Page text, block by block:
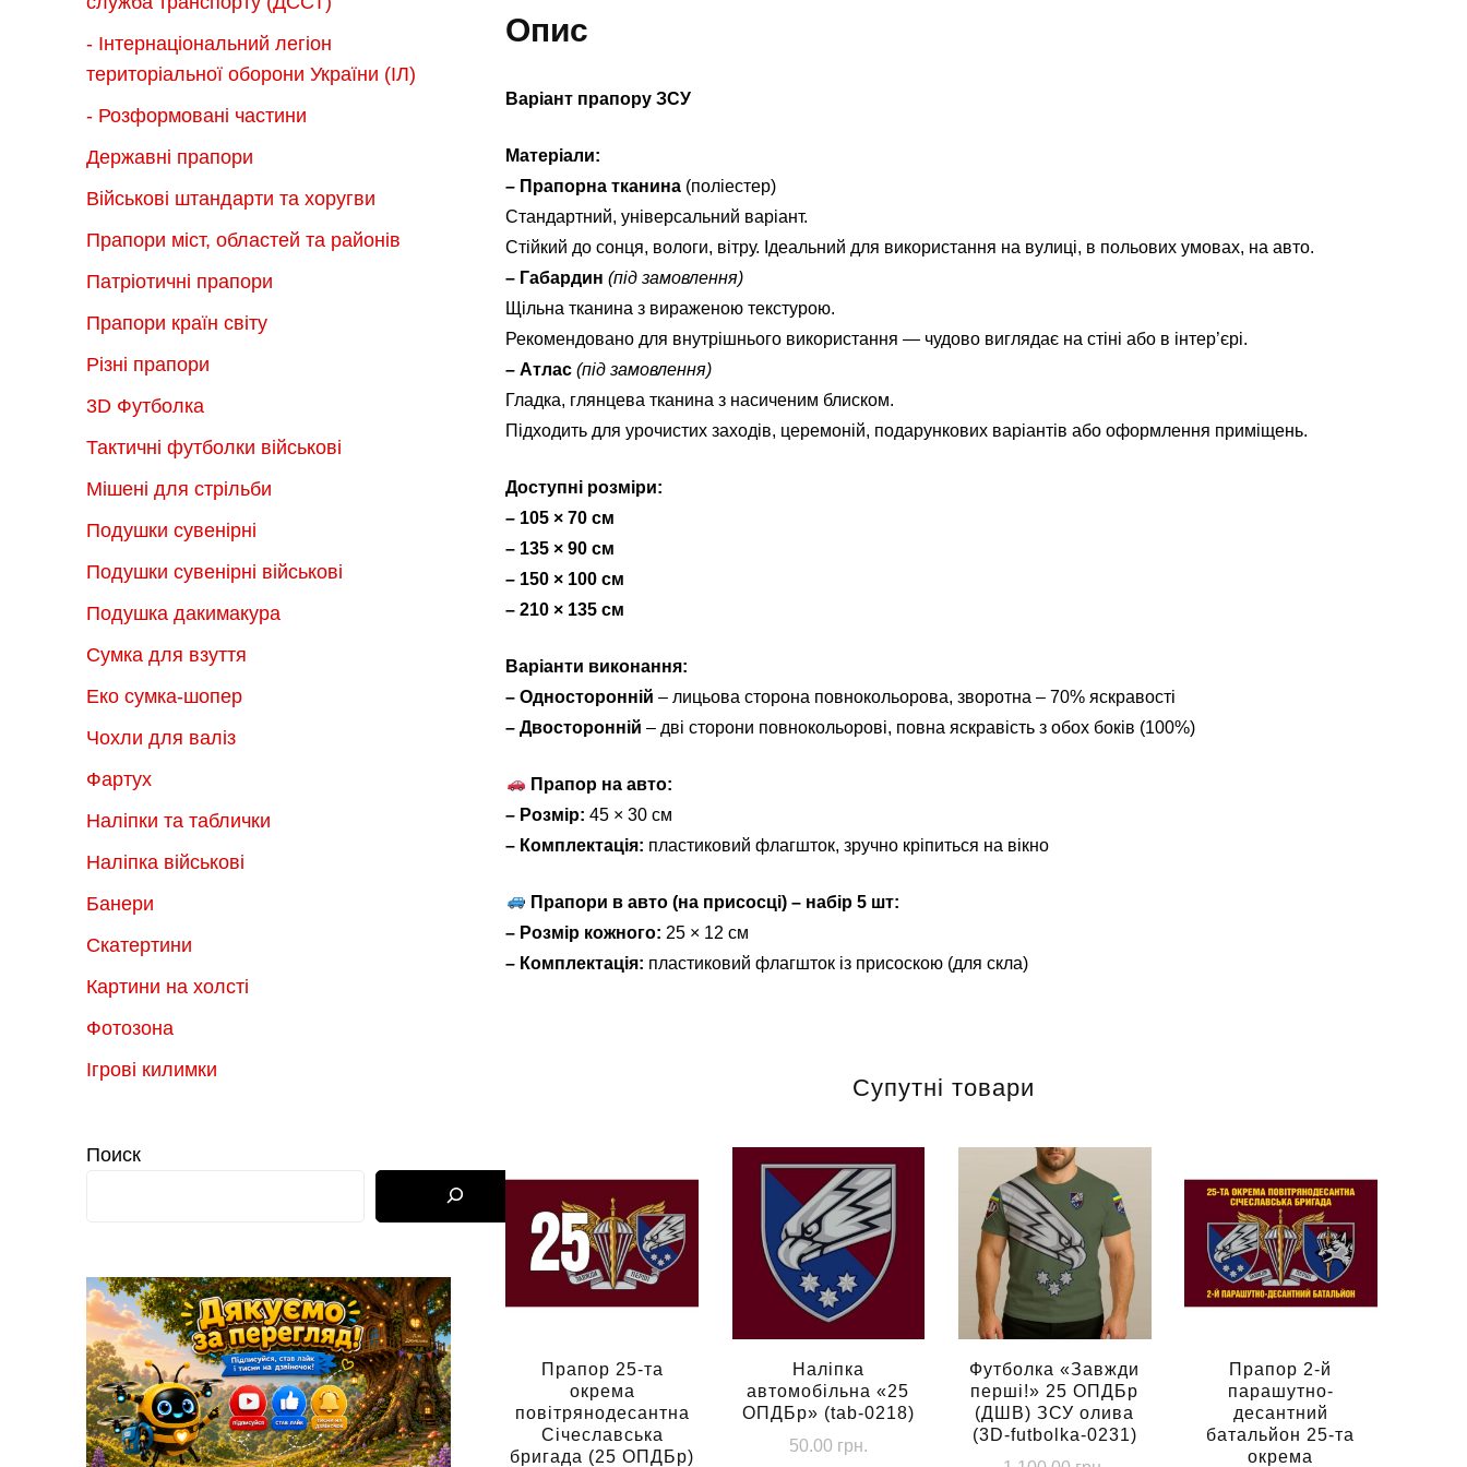
Опис
Варіант прапору ЗСУ
Матеріали:
– Прапорна тканина (поліестер)
Стандартний, універсальний варіант.
Стійкий до сонця, вологи, вітру. Ідеальний для використання на вулиці, в польових умовах, на авто.
– Габардин (під замовлення)
Щільна тканина з вираженою текстурою.
Рекомендовано для внутрішнього використання — чудово виглядає на стіні або в інтер’єрі.
– Атлас (під замовлення)
Гладка, глянцева тканина з насиченим блиском.
Підходить для урочистих заходів, церемоній, подарункових варіантів або оформлення приміщень.
Доступні розміри:
– 105 × 70 см
– 135 × 90 см
– 150 × 100 см
– 210 × 135 см
Варіанти виконання:
– Односторонній – лицьова сторона повнокольорова, зворотна – 70% яскравості
– Двосторонній – дві сторони повнокольорові, повна яскравість з обох боків (100%)
Прапор на авто:
– Розмір: 45 × 30 см
– Комплектація: пластиковий флагшток, зручно кріпиться на вікно
Прапори в авто (на присосці) – набір 5 шт:
– Розмір кожного: 25 × 12 см
– Комплектація: пластиковий флагшток із присоскою (для скла)
Супутні товари
Прапор 25-та
окрема
повітрянодесантна
Січеславська
бригада (25 ОПДБр)
Наліпка
автомобільна «25
ОПДБр» (tab-0218)
50.00 грн.
Футболка «Завжди
перші!» 25 ОПДБр
(ДШВ) ЗСУ олива
(3D-futbolka-0231)
Прапор 2-й
парашутно-
десантний
батальйон 25-та
окрема
- Інтернаціональний легіон
територіальної оборони України (ІЛ)
- Розформовані частини
Державні прапори
Військові штандарти та хоругви
Прапори міст, областей та районів
Патріотичні прапори
Прапори країн світу
Різні прапори
3D Футболка
Тактичні футболки військові
Мішені для стрільби
Подушки сувенірні
Подушки сувенірні військові
Подушка дакимакура
Сумка для взуття
Еко сумка-шопер
Чохли для валіз
Фартух
Наліпки та таблички
Наліпка військові
Банери
Скатертини
Картини на холсті
Фотозона
Ігрові килимки
Поиск